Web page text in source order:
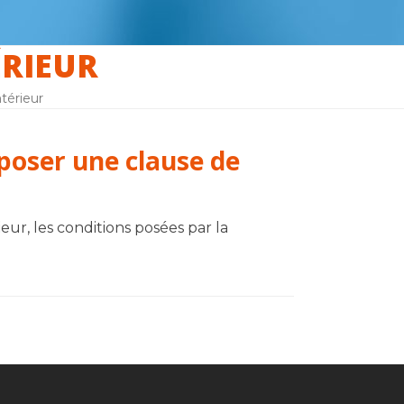
une clause de
les conditions posées par la